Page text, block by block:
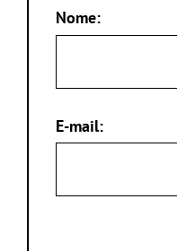
Nome:
E-mail: